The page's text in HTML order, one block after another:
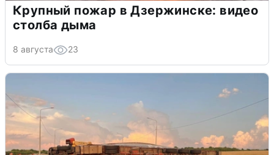
Крупный пожар в Дзержинске: видео
столба дыма
8 августа 23